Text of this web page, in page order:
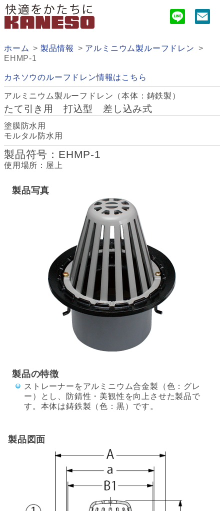
ホーム 製品情報
アルミニウム製ルーフドレン
EHMP-1
カネソウのルーフドレン情報はこちら
アルミニウム製ルーフドレン（本体：鋳鉄製）
たて引き用 打込型 差し込み式
塗膜防水用
モルタル防水用
製品符号：EHMP-1
使用場所：屋上
製品写真
製品の特徴
ストレーナーをアルミニウム合金製（色：グレ
ー）とし、防錆性・美観性を向上させた製品で
す。本体は鋳鉄製（色：黒）です。
製品図面